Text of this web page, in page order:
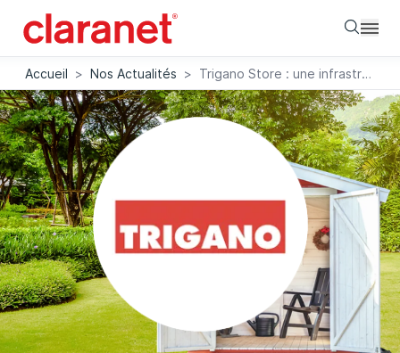
Accueil > Nos Actualités > Trigano Store : une infrastructure haut de gamme